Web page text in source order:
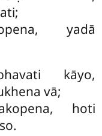
yadā
kāyo,
vā;
hoti